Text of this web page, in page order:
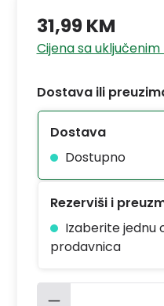
31,99 KM
Cijena sa
Dostava ili
Dostava
Dostupno
Rezerviši i
Izaberite jednu
prodavnica
Količina